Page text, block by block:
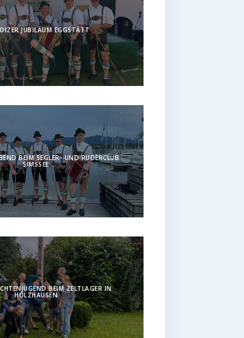
JUBILÄUM EGGSTÄTT
BEIM SEGLER- UND RUDERCLUB
SIMSSEE
BEIM ZELTLAGER IN
HOLZHAUSEN